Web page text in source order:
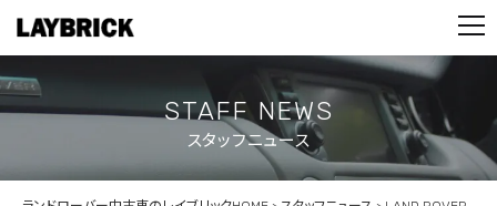
PARTS
CONTACT
PRIVACY POLICY
STAFF NEWS
スタッフニュース